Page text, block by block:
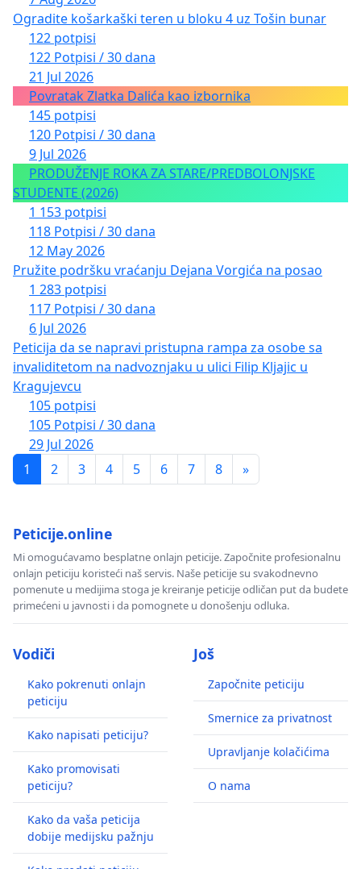
Ogradite košarkaški teren u bloku 4 uz Tošin bunar
122 potpisi
122 Potpisi / 30 dana
21 Jul 2026
Povratak Zlatka Dalića kao izbornika
145 potpisi
120 Potpisi / 30 dana
9 Jul 2026
PRODUŽENJE ROKA ZA STARE/PREDBOLONJSKE
STUDENTE (2026)
1 153 potpisi
118 Potpisi / 30 dana
12 May 2026
Pružite podršku vraćanju Dejana Vorgića na posao
1 283 potpisi
117 Potpisi / 30 dana
6 Jul 2026
Peticija da se napravi pristupna rampa za osobe sa
invaliditetom na nadvoznjaku u ulici Filip Kljajic u
Kragujevcu
105 potpisi
105 Potpisi / 30 dana
29 Jul 2026
1
2 3 4 5 6 7 8 »
Peticije.online
Mi omogućavamo besplatne onlajn peticije. Započnite profesionalnu
onlajn peticiju koristeći naš servis. Naše peticije su svakodnevno
pomenute u medijima stoga je kreiranje peticije odličan put da budete
primećeni u javnosti i da pomognete u donošenju odluka.
Vodiči
Kako pokrenuti onlajn
peticiju
Kako napisati peticiju?
Kako promovisati
peticiju?
Kako da vaša peticija
dobije medijsku pažnju
Još
Započnite peticiju
Smernice za privatnost
Upravljanje kolačićima
O nama